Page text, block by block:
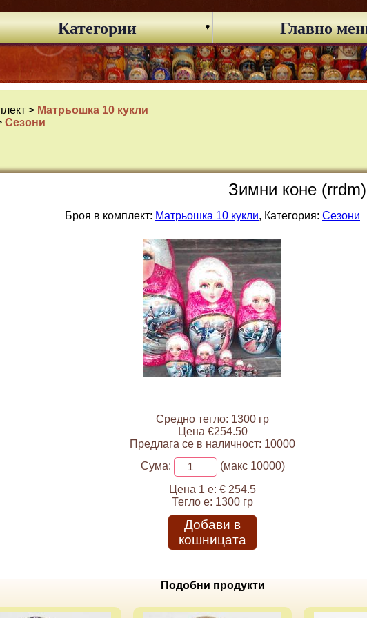
Категории Главно
> Матрьошка 10 кукли
Сезони
Зимни коне (rrdm)
Броя в комплект: Матрьошка 10 кукли, Категория: Сезони
Средно тегло: 1300 гр
Цена €254.50
Предлага се в наличност: 10000
Сума:
(макс 10000)
Цена 1 е: € 254.5
Тегло е: 1300 гр
Добави в
кошницата
Подобни продукти